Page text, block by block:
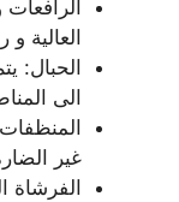
العالية
الحبال:
الى
غير
الفرشاة